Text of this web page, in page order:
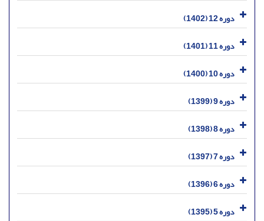
دوره 12 (1402)
دوره 11 (1401)
دوره 10 (1400)
دوره 9 (1399)
دوره 8 (1398)
دوره 7 (1397)
دوره 6 (1396)
دوره 5 (1395)